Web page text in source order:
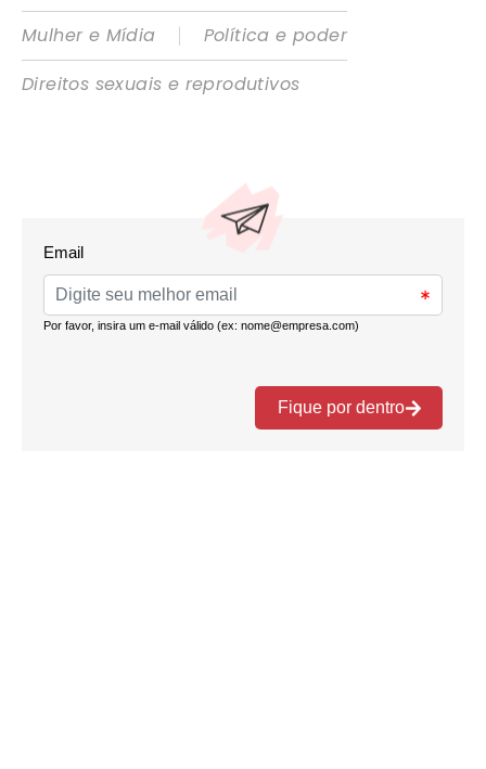
Mulher e Mídia
|
Política e poder
Direitos sexuais e reprodutivos